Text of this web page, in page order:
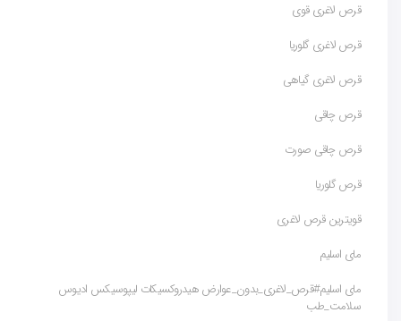
قرص لاغری قوی
قرص لاغری گلوریا
قرص لاغری گیاهی
قرص چاقی
قرص چاقی صورت
قرص گلوریا
قویترین قرص لاغری
مای اسلیم
مای اسلیم#قرص_لاغری_بدون_عوارض هیدروکسیکات لیپوسیکس ادیوس
سلامت_طب